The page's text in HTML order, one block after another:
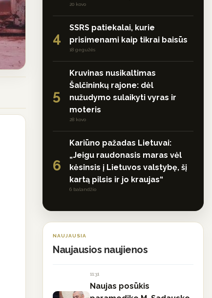
20 kovo
4
SSRS patiekalai, kurie
prisimenami kaip tikrai baisūs
18 gegužės
5
Kruvinas nusikaltimas
Šalčininkų rajone: dėl
nužudymo sulaikyti vyras ir
moteris
28 kovo
6
Kariūno pažadas Lietuvai:
„Jeigu raudonasis maras vėl
kėsinsis į Lietuvos valstybę, šį
kartą pilsis ir jo kraujas“
6 balandžio
NAUJAUSIA
Naujausios naujienos
11:31
Naujas posūkis